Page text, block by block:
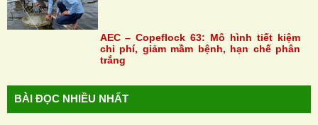
AEC – Copeflock 63: Mô hình tiết kiệm
chi phí, giảm mầm bệnh, hạn chế phân
trắng
BÀI ĐỌC NHIỀU NHẤT